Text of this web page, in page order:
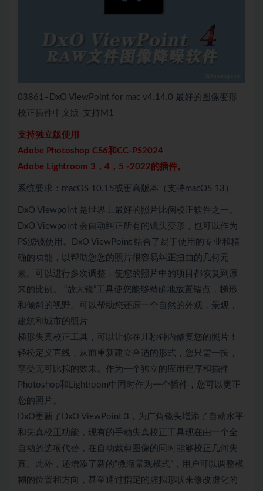
03861–DxO ViewPoint for mac v4.14.0 最好的图像变形
校正插件中文版-支持M1
支持独立版使用
Adobe Photoshop CS6和CC-PS2024
Adobe Lightroom 3，4，5 -2022的插件。
系统要求：macOS 10.15或更高版本（支持macOS 13）
DxO Viewpoint 是世界上最好的照片比例校正软件之一。
DxO Viewpoint 会自动纠正所有的镜头变形，也可以作为
PS滤镜使用。DxO ViewPoint 结合了易于使用的专业和精
确的功能，以帮助您您的照片很容易纠正扭曲的几何元
素。可以进行多次调整，使您的照片中的项目都恢复到原
来的比例。 “放大镜”工具使您能够精确地放置锚点，梯形
和倾斜的视野。可以帮助您还原一个自然的外观，景观，
建筑和城市的照片
梯形失真校正工具，可以让你在几秒钟内修复您的照片！
轻松定义直线，从而重新建立合适的形式，您只需一按，
享受无可比拟的效果。作为一个独立的应用程序和插件
Photoshop和Lightroom中同时作为一个插件，您可以更正
您的照片。
DxO更新了DxO ViewPoint 3，为广角镜头增添了自动水平
和失真校正功能，现有的手动失真校正工具现在由一个全
自动的选项代替，在自动裁剪图像的同时能够校正几何失
真。此外，还增添了新的“微缩景观模式”，用户可以调整模
糊的位置和方向，甚至通过指定的虚拟形状来修改虚化的